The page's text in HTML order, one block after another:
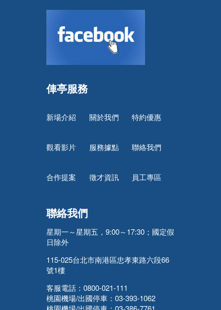
俥亭服務
新場介紹 關於我們 特約優惠
觀看影片 服務據點 聯絡我們
合作提案 徵才資訊 員工專區
聯絡我們
星期一～星期五，9:00～17:30；國定假
日除外
115-025台北市南港區忠孝東路六段66
號1樓
客服電話：0800-021-111
桃園機場/出國停車：03-393-1062